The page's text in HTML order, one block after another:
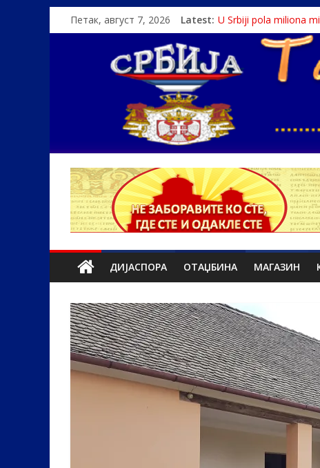
Петак, август 7, 2026 Latest: U Srbiji pola miliona
Како је „Господар
Čije je pravo na istinu
Srbin zaspao na
Politika i seks glavne
ДИЈАСПОРА ОТАЏБИНА МАГАЗИН